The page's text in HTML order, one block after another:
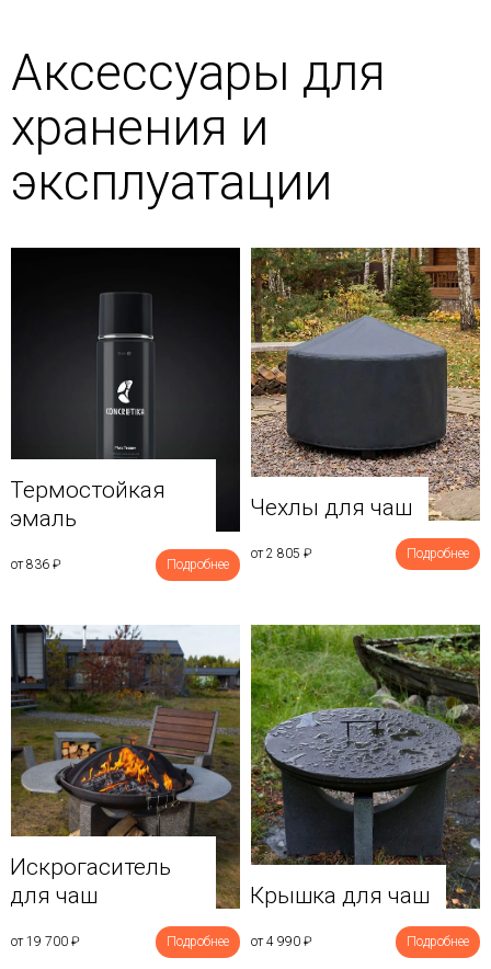
Аксессуары для
хранения и
эксплуатации
Термостойкая
эмаль
от 836 ₽ Подробнее
Чехлы для чаш
от 2 805 ₽ Подробнее
Искрогаситель
для чаш
от 19 700 ₽ Подробнее
Крышка для чаш
от 4 990 ₽ Подробнее